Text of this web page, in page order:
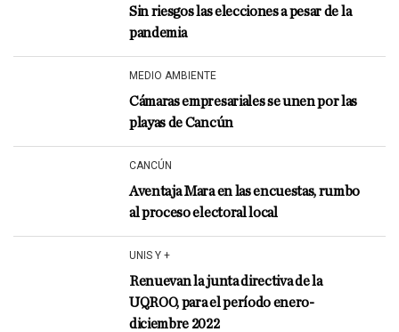
Sin riesgos las elecciones a pesar de la
pandemia
MEDIO AMBIENTE
Cámaras empresariales se unen por las
playas de Cancún
CANCÚN
Aventaja Mara en las encuestas, rumbo
al proceso electoral local
UNIS Y +
Renuevan la junta directiva de la
UQROO, para el período enero-
diciembre 2022